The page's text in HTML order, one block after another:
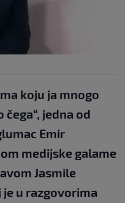
koju ja mnogo
jedna od
Emir
medijske galame
Jasmile
je u razgovorima